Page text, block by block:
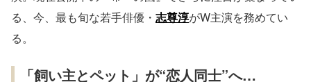
る、今、最も旬な若手俳優・ 志尊淳がW主演を務めてい
る。
「飼い主とペット」が“恋人同士”へ…